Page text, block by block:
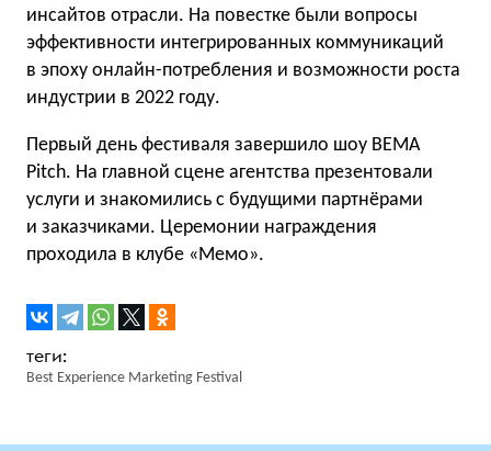
инсайтов отрасли. На повестке были вопросы
эффективности интегрированных коммуникаций
в эпоху онлайн-потребления и возможности роста
индустрии в 2022 году.
Первый день фестиваля завершило шоу BEMA
Pitch. На главной сцене агентства презентовали
услуги и знакомились с будущими партнёрами
и заказчиками. Церемонии награждения
проходила в клубе «Mемо».
Best Experience Marketing Festival